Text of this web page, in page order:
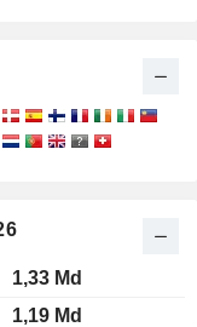
1,33 Md
1,19 Md